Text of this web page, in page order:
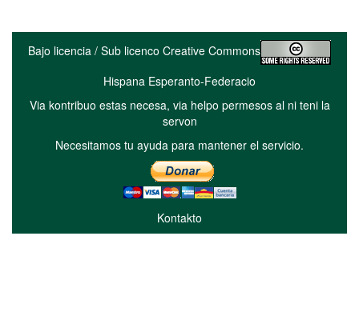
Bajo licencia / Sub licenco Creative Commons
Hispana Esperanto-Federacio
Via kontribuo estas necesa, via helpo permesos al ni teni la
servon
Necesitamos tu ayuda para mantener el servicio.
Kontakto